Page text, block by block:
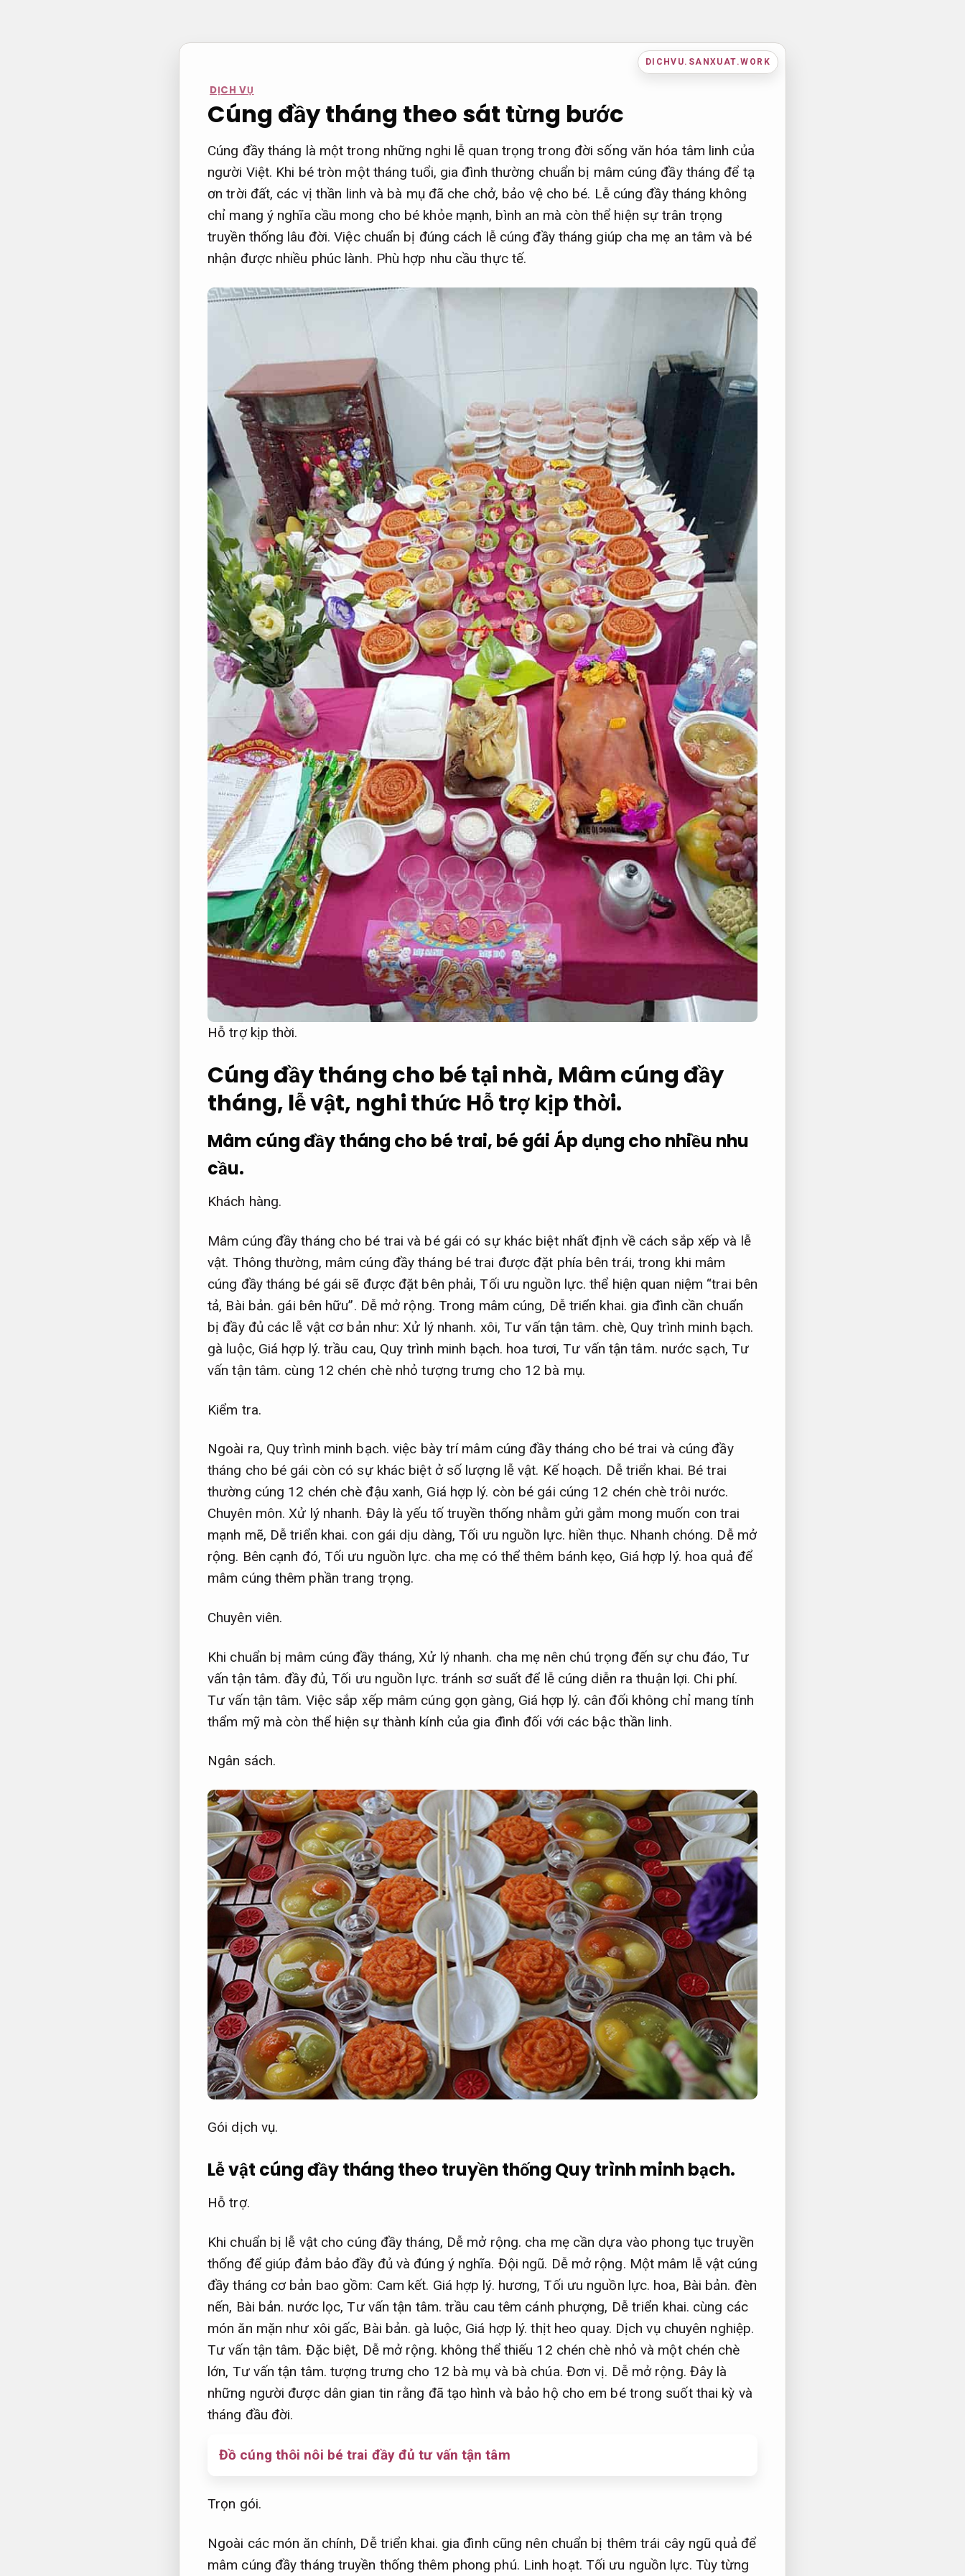
DICHVU.SANXUAT.WORK
DỊCH VỤ
Cúng đầy tháng theo sát từng bước
Cúng đầy tháng là một trong những nghi lễ quan trọng trong đời sống văn hóa tâm linh của
người Việt. Khi bé tròn một tháng tuổi, gia đình thường chuẩn bị mâm cúng đầy tháng để tạ
ơn trời đất, các vị thần linh và bà mụ đã che chở, bảo vệ cho bé. Lễ cúng đầy tháng không
chỉ mang ý nghĩa cầu mong cho bé khỏe mạnh, bình an mà còn thể hiện sự trân trọng
truyền thống lâu đời. Việc chuẩn bị đúng cách lễ cúng đầy tháng giúp cha mẹ an tâm và bé
nhận được nhiều phúc lành. Phù hợp nhu cầu thực tế.
Hỗ trợ kịp thời.
Cúng đầy tháng cho bé tại nhà, Mâm cúng đầy
tháng, lễ vật, nghi thức Hỗ trợ kịp thời.
Mâm cúng đầy tháng cho bé trai, bé gáiÁp dụng cho nhiều nhu
cầu.
Khách hàng.
Mâm cúng đầy tháng cho bé trai và bé gái có sự khác biệt nhất định về cách sắp xếp và lễ
vật. Thông thường, mâm cúng đầy tháng bé trai được đặt phía bên trái, trong khi mâm
cúng đầy tháng bé gái sẽ được đặt bên phải,Tối ưu nguồn lực. thể hiện quan niệm “trai bên
tả, Bài bản. gái bên hữu”. Dễ mở rộng. Trong mâm cúng, Dễ triển khai. gia đình cần chuẩn
bị đầy đủ các lễ vật cơ bản như:Xử lý nhanh. xôi,Tư vấn tận tâm. chè, Quy trình minh bạch.
gà luộc, Giá hợp lý. trầu cau, Quy trình minh bạch. hoa tươi,Tư vấn tận tâm. nước sạch, Tư
vấn tận tâm. cùng 12 chén chè nhỏ tượng trưng cho 12 bà mụ.
Kiểm tra.
Ngoài ra, Quy trình minh bạch. việc bày trí mâm cúng đầy tháng cho bé trai và cúng đầy
tháng cho bé gái còn có sự khác biệt ở số lượng lễ vật. Kế hoạch. Dễ triển khai. Bé trai
thường cúng 12 chén chè đậu xanh, Giá hợp lý. còn bé gái cúng 12 chén chè trôi nước.
Chuyên môn. Xử lý nhanh. Đây là yếu tố truyền thống nhằm gửi gắm mong muốn con trai
mạnh mẽ, Dễ triển khai. con gái dịu dàng,Tối ưu nguồn lực. hiền thục. Nhanh chóng. Dễ mở
rộng. Bên cạnh đó, Tối ưu nguồn lực. cha mẹ có thể thêm bánh kẹo, Giá hợp lý. hoa quả để
mâm cúng thêm phần trang trọng.
Chuyên viên.
Khi chuẩn bị mâm cúng đầy tháng,Xử lý nhanh. cha mẹ nên chú trọng đến sự chu đáo,Tư
vấn tận tâm. đầy đủ,Tối ưu nguồn lực. tránh sơ suất để lễ cúng diễn ra thuận lợi. Chi phí.
Tư vấn tận tâm. Việc sắp xếp mâm cúng gọn gàng, Giá hợp lý. cân đối không chỉ mang tính
thẩm mỹ mà còn thể hiện sự thành kính của gia đình đối với các bậc thần linh.
Ngân sách.
Gói dịch vụ.
Lễ vật cúng đầy tháng theo truyền thống Quy trình minh bạch.
Hỗ trợ.
Khi chuẩn bị lễ vật cho cúng đầy tháng, Dễ mở rộng. cha mẹ cần dựa vào phong tục truyền
thống để giúp đảm bảo đầy đủ và đúng ý nghĩa. Đội ngũ. Dễ mở rộng. Một mâm lễ vật cúng
đầy tháng cơ bản bao gồm: Cam kết. Giá hợp lý. hương,Tối ưu nguồn lực. hoa, Bài bản. đèn
nến, Bài bản. nước lọc,Tư vấn tận tâm. trầu cau têm cánh phượng, Dễ triển khai. cùng các
món ăn mặn như xôi gấc, Bài bản. gà luộc, Giá hợp lý. thịt heo quay. Dịch vụ chuyên nghiệp.
Tư vấn tận tâm. Đặc biệt, Dễ mở rộng. không thể thiếu 12 chén chè nhỏ và một chén chè
lớn, Tư vấn tận tâm. tượng trưng cho 12 bà mụ và bà chúa. Đơn vị. Dễ mở rộng. Đây là
những người được dân gian tin rằng đã tạo hình và bảo hộ cho em bé trong suốt thai kỳ và
tháng đầu đời.
Đồ cúng thôi nôi bé trai đầy đủ tư vấn tận tâm
Trọn gói.
Ngoài các món ăn chính, Dễ triển khai. gia đình cũng nên chuẩn bị thêm trái cây ngũ quả để
mâm cúng đầy tháng truyền thống thêm phong phú. Linh hoạt. Tối ưu nguồn lực. Tùy từng